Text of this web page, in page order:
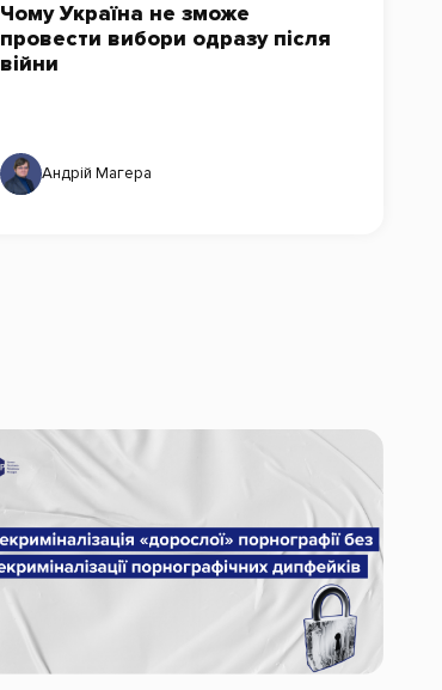
Чому Україна не зможе
провести вибори одразу після
війни
Андрій Магера